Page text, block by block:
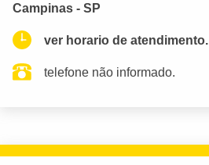
Campinas - SP
ver horario de atendimento.
telefone não informado.